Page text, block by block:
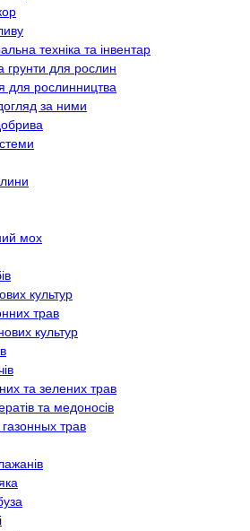
техніка та інвентар
грунти для рослин
для рослинництва
за ними
мох
культур
трав
культур
та зелених трав
та медоносів
трав